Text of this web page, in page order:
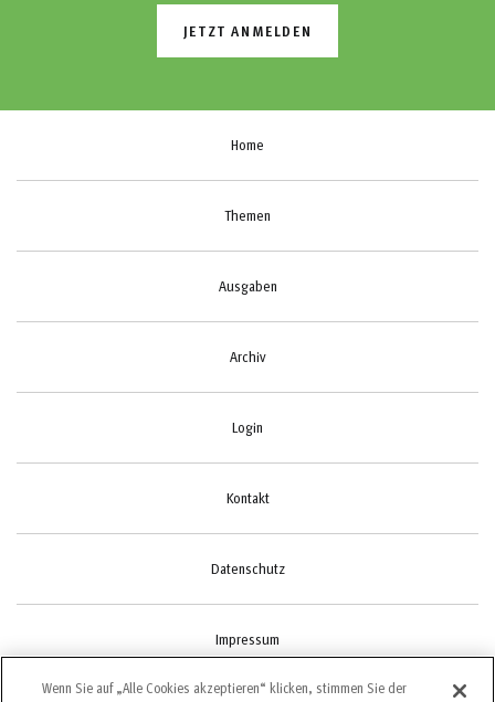
JETZT ANMELDEN
Home
Themen
Ausgaben
Archiv
Login
Kontakt
Datenschutz
Impressum
Wenn Sie auf „Alle Cookies akzeptieren“ klicken, stimmen Sie der